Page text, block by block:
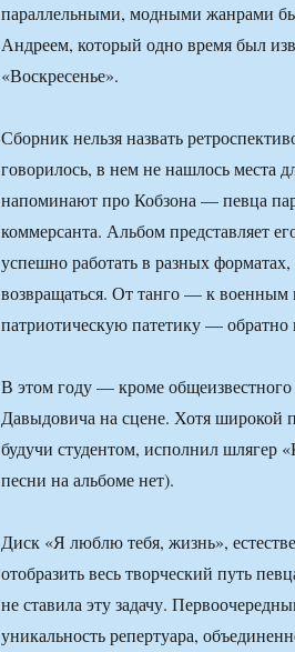
параллельными, модными жанрами
Андреем, который одно время был
«Воскресенье».
Сборник нельзя назвать
говорилось, в нем не нашлось места
напоминают про Кобзона — певца
коммерсанта. Альбом представляет
успешно работать в разных
возвращаться. От танго — к
патриотическую патетику — обратно
В этом году — кроме
Давыдовича на сцене. Хотя широкой
будучи студентом, исполнил
песни на альбоме нет).
Диск «Я люблю тебя, жизнь»,
отобразить весь творческий путь
не ставила эту задачу.
уникальность репертуара,